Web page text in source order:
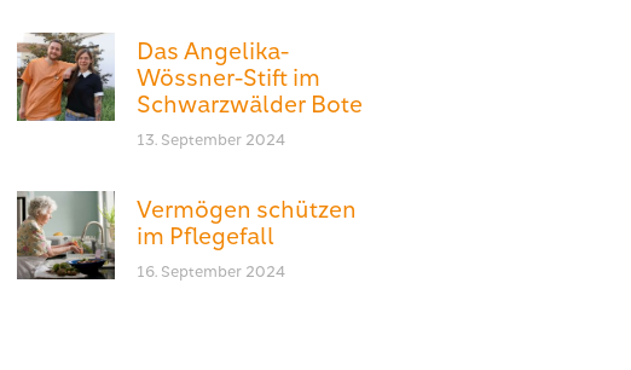
Das Angelika-
Wössner-Stift im
Schwarzwälder Bote
13. September 2024
Vermögen schützen
im Pflegefall
16. September 2024